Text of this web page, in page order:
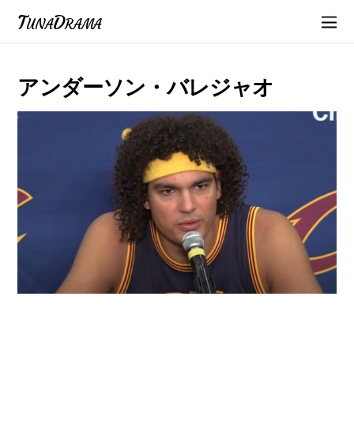
TunaDrama
アンダーソン・バレジャオ